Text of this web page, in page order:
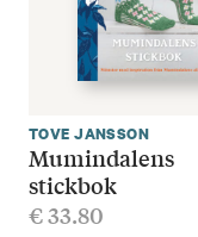
TOVE JANSSON
Mumindalens
stickbok
€33.80